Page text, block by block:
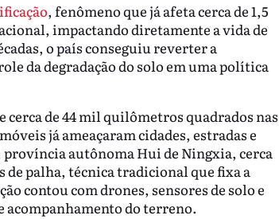
, fenômeno que já afeta cerca de 1,5
impactando diretamente a vida de
o país conseguiu reverter a
da degradação do solo em uma política
cerca de 44 mil quilômetros quadrados nas
já ameaçaram cidades, estradas e
autônoma Hui de Ningxia, cerca
de palha, técnica tradicional que fixa a
contou com drones, sensores de solo e
do terreno.